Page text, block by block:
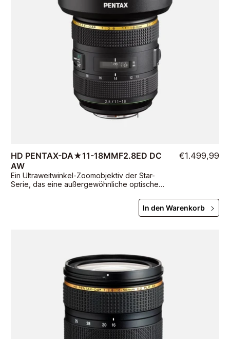
HD PENTAX-DA★11-18MMF2.8ED DC
AW
Ein Ultraweitwinkel-Zoomobjektiv der Star-
Serie, das eine außergewöhnliche optische
€1.499,99
In den Warenkorb